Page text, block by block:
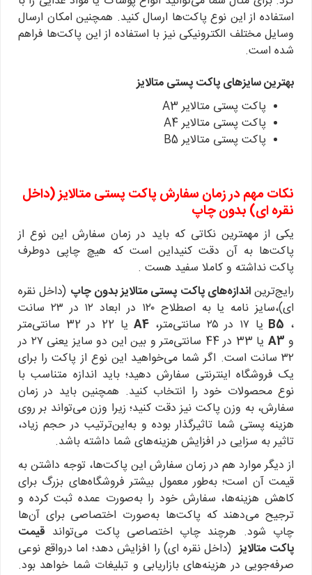
استفاده از این نوع پاکت‌ها ارسال کنید. همچنین امکان ارسال
وسایل مختلف الکترونیکی نیز با استفاده از این پاکت‌ها فراهم
شده است.
بهترین سایزهای پاکت پستی متالایز
پاکت پستی متالایر A3
پاکت پستی متالایر A4
پاکت پستی متالایر B5
نکات مهم در زمان سفارش پاکت پستی متالایز (داخل
نقره ای) بدون چاپ
یکی از مهمترین نکاتی که باید در زمان سفارش این نوع از
پاکت‌ها به آن دقت کنیداین است که هیچ چاپی دوطرف
پاکت نداشته و کاملا سفید هست .
رایج‌تریناندازه‌های پاکت پستی متالایز بدون چاپ (داخل نقره
ای)،سایز نامه یا به اصطلاح ۱۲۰ در ابعاد ۱۲ در ۲۳ سانت
، B5 یا ۱۷ در ۲۵ سانتی‌متر، A4
یا 22 در 32 سانتی‌متر
و A3
یا 33 در 44 سانتی‌متر و بین این دو سایز یعنی ۲۷ در
۳۲ سانت است. اگر شما می‌خواهید این نوع از پاکت را برای
یک فروشگاه اینترنتی سفارش دهید؛ باید اندازه متناسب با
نوع محصولات خود را انتخاب کنید. همچنین باید در زمان
سفارش، به وزن پاکت نیز دقت کنید؛ زیرا وزن می‌تواند بر روی
هزینه پستی شما تاثیرگذار بوده و به‌این‌ترتیب در حجم زیاد،
تاثیر به سزایی در افزایش هزینه‌های شما داشته باشد.
از دیگر موارد هم در زمان سفارش این پاکت‌ها، توجه داشتن به
قیمت آن است؛ به‌طور معمول بیشتر فروشگاه‌های بزرگ برای
کاهش هزینه‌ها، سفارش خود را به‌صورت عمده ثبت کرده و
ترجیح می‌دهند که پاکت‌ها به‌صورت اختصاصی برای آن‌ها
چاپ شود. هرچند چاپ اختصاصی پاکت می‌تواند قیمت
پاکت متالایز(داخل نقره ای) را افزایش دهد؛ اما درواقع نوعی
صرفه‌جویی در هزینه‌های بازاریابی و تبلیغات شما خواهد بود.